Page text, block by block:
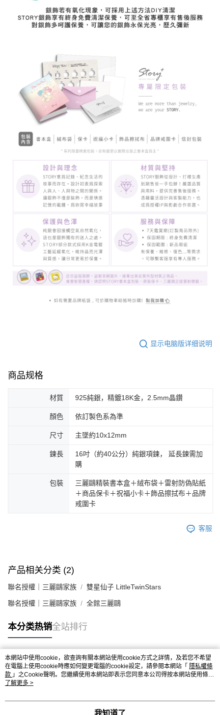
显示电脑版详细说明
商品规格
材質 925純銀，精鍍18K金，2.5mm晶鑽
顏色 依訂製色系為準
尺寸 主墜約10x12mm
鍊長
16吋（約40公分）純銀項鍊， 延長鍊需加
購
包裝
三麗鷗精裝書本盒＋絨布袋＋雷射防偽貼紙
＋商品保卡＋祝福小卡＋飾品擦拭布＋品牌
戒圍卡
客服
产品相关分类 (2)
聯名授權｜三麗鷗家族 雙星仙子 LittleTwinStars
聯名授權｜三麗鷗家族 全館三麗鷗
本分类热销全站排行
热门标签
本網站中使用cookie，欲查詢有關本網站使用cookie方式之詳情，及若您不希望
在電腦上使用cookie時應如何變更電腦的cookie設定，請參閱本網站「 隱私權條
款 」之Cookie聲明。您繼續使用本網站即表示您同意本公司得按本網站使用條款
之Cookie聲明使用cookie。
了解更多 >
我知道了